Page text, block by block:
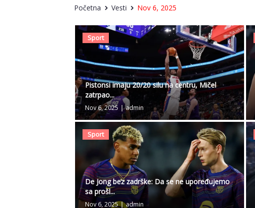
Početna Vesti Nov 6, 2025
Sport
Pistonsi imaju 20/20 silu na centru, Mičel
zatrpao...
Nov 6, 2025 | admin
Sport
De Jong bez zadrške: Da se ne upoređujemo
sa prošl...
Nov 6, 2025 | admin